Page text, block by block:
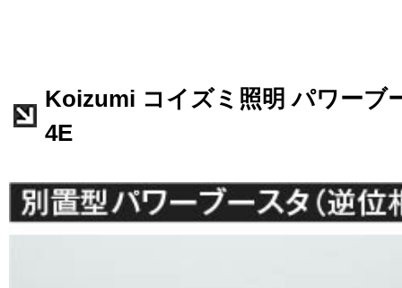
Koizumi コイズミ照明 パワーブ
4E